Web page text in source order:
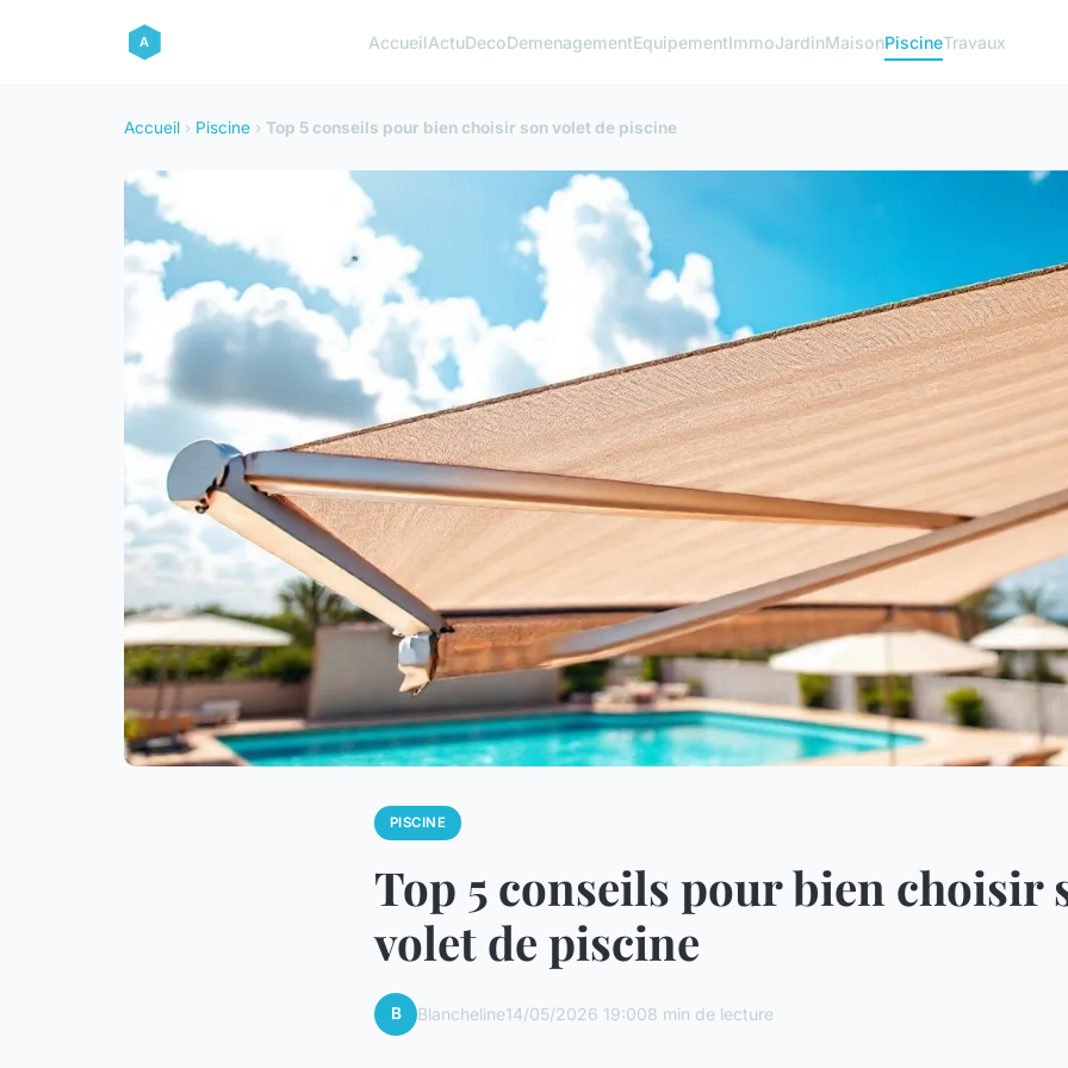
AccueilActuDecoDemenagementEquipementImmoJardinMaisonPiscineTravaux
Accueil › Piscine › Top 5 conseils pour bien choisir son volet de piscine
PISCINE
Top 5 conseils pour bien choisir
volet de piscine
B Blancheline14/05/2026 19:008 min de lecture